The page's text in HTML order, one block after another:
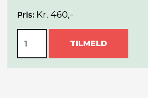
Pris: Kr. 460,-
TILMELD